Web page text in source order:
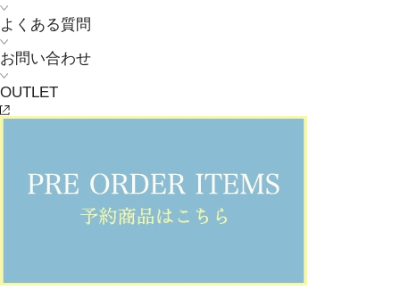
よくある質問
お問い合わせ
OUTLET
MAY ESSENTIALS